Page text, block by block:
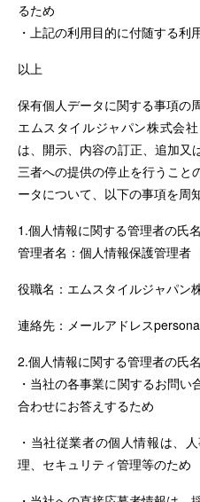
るため
・上記の利用目的に付随する利
以上
保有個人データに関する事項の
エムスタイルジャパン株式会
は、開示、内容の訂正、追加又
三者への提供の停止を行うこと
ータについて、以下の事項を周
1.個人情報に関する管理者の氏
管理者名：個人情報保護管理
役職名：エムスタイルジャパ
連絡先：メールアドレス
2.個人情報に関する管理者の氏
・当社の各事業に関するお問
合わせにお答えするため
・当社従業者の個人情報は、
理、セキュリティ管理等のため